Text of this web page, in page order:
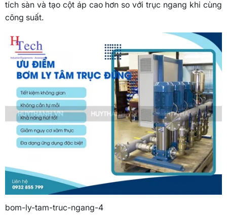
tích sàn và tạo cột áp cao hơn so với trục ngang khi cùng
công suất.
bom-ly-tam-truc-ngang-4